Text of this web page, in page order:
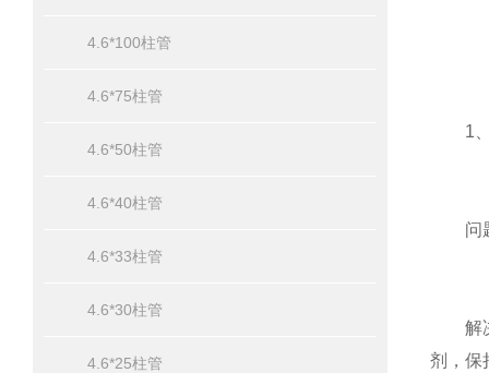
4.6*100柱管
4.6*75柱管
4.6*50柱管
4.6*40柱管
4.6*33柱管
4.6*30柱管
4.6*25柱管
1、
问题
解决
剂，保